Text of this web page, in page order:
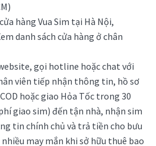
hàng Vua Sim tại Hà Nội,
danh sách cửa hàng ở chân
gọi hotline hoặc chat với
viên tiếp nhận thông tin, hồ sơ
hoặc giao Hỏa Tốc trong 30
giao sim) đến tận nhà, nhận sim
tin chính chủ và trả tiền cho bưu
nhiều may mắn khi sở hữu thuê bao